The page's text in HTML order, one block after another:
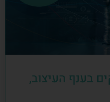
בענף העיצוב,